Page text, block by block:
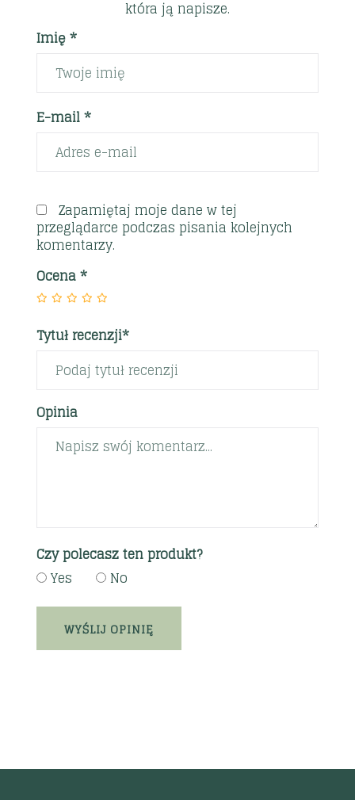
która ją napisze.
Imię *
E-mail *
Zapamiętaj moje dane w tej
przeglądarce podczas pisania kolejnych
komentarzy.
Ocena*
Tytuł recenzji*
Opinia
Czy polecasz ten produkt?
Yes
No